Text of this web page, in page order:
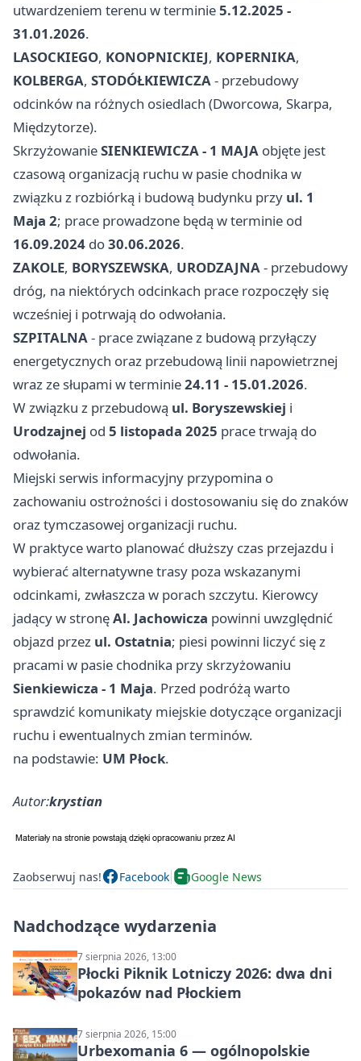
utwardzeniem terenu w terminie5.12.2025 -
31.01.2026.
LASOCKIEGO, KONOPNICKIEJ, KOPERNIKA,
KOLBERGA, STODÓŁKIEWICZA- przebudowy
odcinków na różnych osiedlach (Dworcowa, Skarpa,
Międzytorze).
SkrzyżowanieSIENKIEWICZA - 1 MAJA objęte jest
czasową organizacją ruchu w pasie chodnika w
związku z rozbiórką i budową budynku przy ul. 1
Maja 2; prace prowadzone będą w terminie od
16.09.2024 do30.06.2026.
ZAKOLE, BORYSZEWSKA, URODZAJNA- przebudowy
dróg, na niektórych odcinkach prace rozpoczęły się
wcześniej i potrwają do odwołania.
SZPITALNA- prace związane z budową przyłączy
energetycznych oraz przebudową linii napowietrznej
wraz ze słupami w terminie24.11 - 15.01.2026.
W związku z przebudową ul. Boryszewskiej i
Urodzajnej od 5 listopada 2025 prace trwają do
odwołania.
Miejski serwis informacyjny przypomina o
zachowaniu ostrożności i dostosowaniu się do znaków
oraz tymczasowej organizacji ruchu.
W praktyce warto planować dłuższy czas przejazdu i
wybierać alternatywne trasy poza wskazanymi
odcinkami, zwłaszcza w porach szczytu. Kierowcy
jadący w stronęAl. Jachowicza powinni uwzględnić
objazd przez ul. Ostatnia; piesi powinni liczyć się z
pracami w pasie chodnika przy skrzyżowaniu
Sienkiewicza - 1 Maja. Przed podróżą warto
sprawdzić komunikaty miejskie dotyczące organizacji
ruchu i ewentualnych zmian terminów.
na podstawie: UM Płock.
Autor:krystian
Zaobserwuj nas! Facebook Google News
Nadchodzące wydarzenia
7 sierpnia 2026, 13:00
Płocki Piknik Lotniczy 2026: dwa dni
pokazów nad Płockiem
7 sierpnia 2026, 15:00
Urbexomania 6 — ogólnopolskie